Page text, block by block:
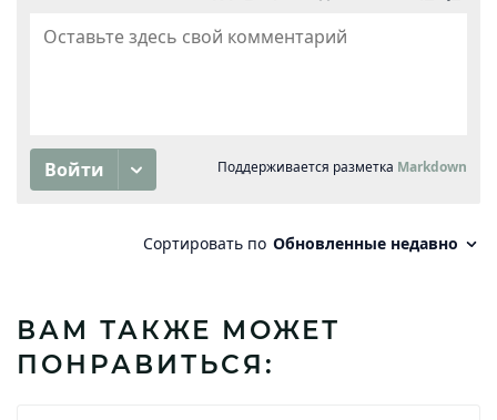
ВАМ ТАКЖЕ МОЖЕТ
ПОНРАВИТЬСЯ: